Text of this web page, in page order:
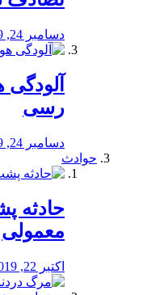
دسامبر 24, 2019
رسی
دسامبر 24, 2019
حوادث
️حادثه
معمولی
اکتبر 22, 2019